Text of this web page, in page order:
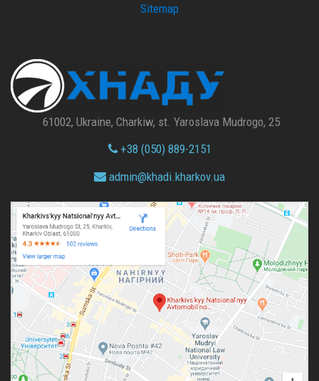
Sitemap
61002, Ukraine, Charkiw, st. Yaroslava Mudrogo, 25
+38 (050) 889-2151
admin@khadi.kharkov.ua